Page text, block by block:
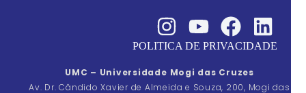
POLITICA DE PRIVACIDADE
UMC – Universidade Mogi das Cruzes
Av. Dr. Cândido Xavier de Almeida e Souza, 200, Mogi das